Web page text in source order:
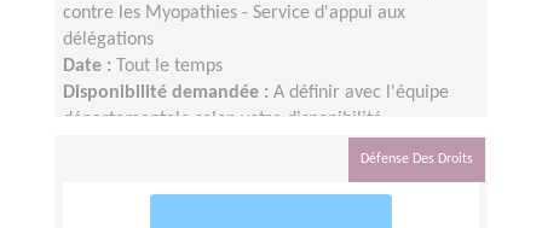
contre les Myopathies - Service d'appui aux
délégations
Date :
Tout le temps
Disponibilité demandée : A définir avec l'équipe
départementale selon votre disponibilité
Défense Des Droits